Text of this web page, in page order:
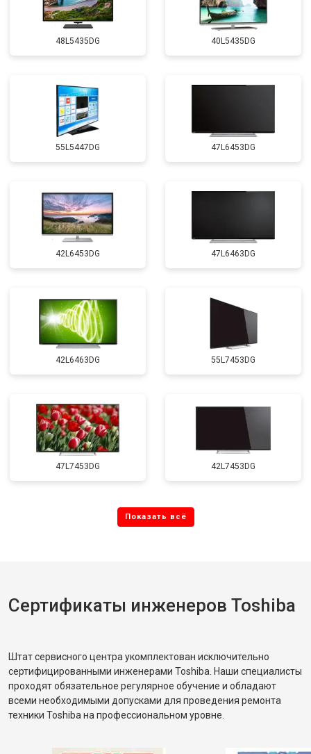
48L5435DG 40L5435DG
55L5447DG 47L6453DG
42L6453DG 47L6463DG
42L6463DG 55L7453DG
47L7453DG 42L7453DG
Сертификаты инженеров Toshiba
Штат сервисного центра укомплектован исключительно
сертифицированными инженерами Toshiba. Наши специалисты
проходят обязательное регулярное обучение и обладают
всеми необходимыми допусками для проведения ремонта
техники Toshiba на профессиональном уровне.